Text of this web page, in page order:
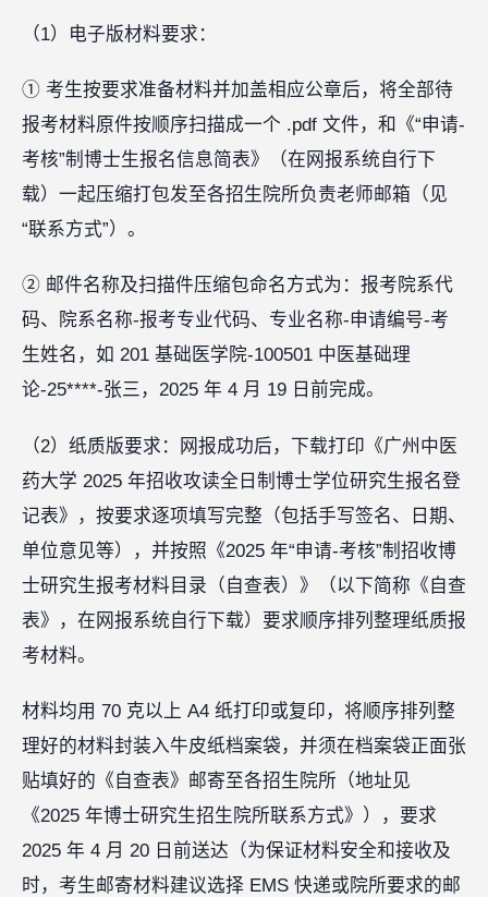
（1）电子版材料要求：
① 考生按要求准备材料并加盖相应公章后，将全部待
报考材料原件按顺序扫描成一个 .pdf 文件，和《“申请-
考核”制博士生报名信息简表》（在网报系统自行下
载）一起压缩打包发至各招生院所负责老师邮箱（见
“联系方式”）。
② 邮件名称及扫描件压缩包命名方式为：报考院系代
码、院系名称-报考专业代码、专业名称-申请编号-考
生姓名，如 201 基础医学院-100501 中医基础理
论-25****-张三，2025 年 4 月 19 日前完成。
（2）纸质版要求：网报成功后，下载打印《广州中医
药大学 2025 年招收攻读全日制博士学位研究生报名登
记表》，按要求逐项填写完整（包括手写签名、日期、
单位意见等），并按照《2025 年“申请-考核”制招收博
士研究生报考材料目录（自查表）》（以下简称《自查
表》，在网报系统自行下载）要求顺序排列整理纸质报
考材料。
材料均用 70 克以上 A4 纸打印或复印，将顺序排列整
理好的材料封装入牛皮纸档案袋，并须在档案袋正面张
贴填好的《自查表》邮寄至各招生院所（地址见
《2025 年博士研究生招生院所联系方式》），要求
2025 年 4 月 20 日前送达（为保证材料安全和接收及
时，考生邮寄材料建议选择 EMS 快递或院所要求的邮